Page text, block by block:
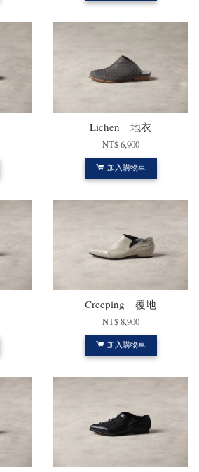
Lichen 地衣
NT$ 6,900
加入購物車
Creeping 覆地
NT$ 8,900
加入購物車